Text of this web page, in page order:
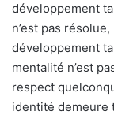
développement
n’est pas
développement
mentalité n’est
respect
identité demeure